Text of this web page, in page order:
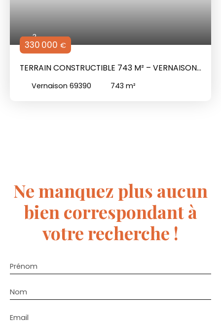
3
330 000 €
TERRAIN CONSTRUCTIBLE 743 M² – VERNAISON
Vernaison 69390 743 m²
Ne manquez plus aucun
bien correspondant à
votre recherche !
Prénom
Nom
Email